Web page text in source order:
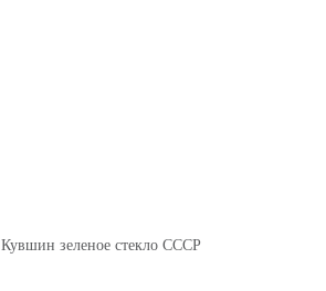
Кувшин зеленое стекло СССР